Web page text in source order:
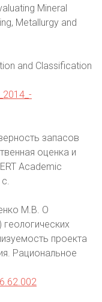
Mineral
Metallurgy and
and Classification
запасов
оценка и
Academic
c.
М.В. О
проекта
Рациональное